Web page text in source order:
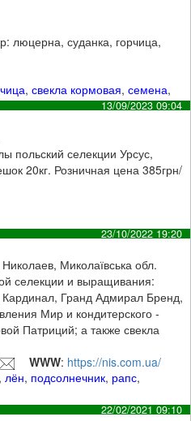
люцерна, суданка, горчица,
,свекла кормовая,семена,
13/09/2023 09:04
польский селекции Урсус,
20кг. Розничная цена 385грн/
23/10/2022 19:20
Николаев, Миколаївська обл.
селекции и выращивания:
Гранд Адмирал Бренд,
Мир и кондитерского -
Патриций; а также свекла
WWW: https://nis.com.ua/
,лён, подсолнечник, рапс,
22/02/2021 09:10